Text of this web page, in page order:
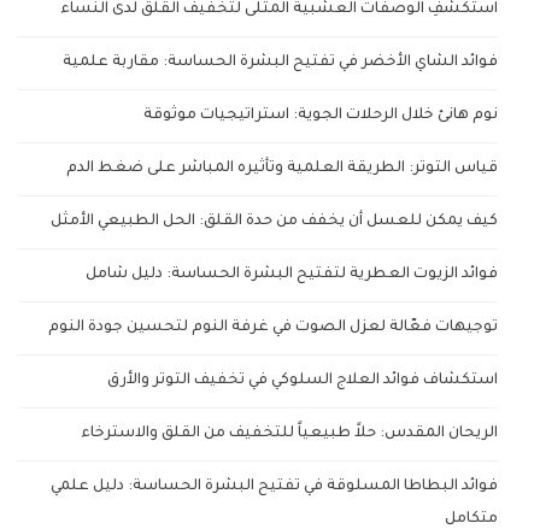
استكشفِ الوصفات العشبية المثلى لتخفيف القلق لدى النساء
فوائد الشاي الأخضر في تفتيح البشرة الحساسة: مقاربة علمية
نوم هانئ خلال الرحلات الجوية: استراتيجيات موثوقة
قياس التوتر: الطريقة العلمية وتأثيره المباشر على ضغط الدم
كيف يمكن للعسل أن يخفف من حدة القلق: الحل الطبيعي الأمثل
فوائد الزيوت العطرية لتفتيح البشرة الحساسة: دليل شامل
توجيهات فعّالة لعزل الصوت في غرفة النوم لتحسين جودة النوم
استكشاف فوائد العلاج السلوكي في تخفيف التوتر والأرق
الريحان المقدس: حلاً طبيعياً للتخفيف من القلق والاسترخاء
فوائد البطاطا المسلوقة في تفتيح البشرة الحساسة: دليل علمي
متكامل